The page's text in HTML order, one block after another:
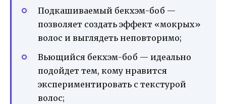
Подкашиваемый бекхэм-боб —
позволяет создать эффект «мокрых»
волос и выглядеть неповторимо;
Вьющийся бекхэм-боб — идеально
подойдет тем, кому нравится
экспериментировать с текстурой
волос;